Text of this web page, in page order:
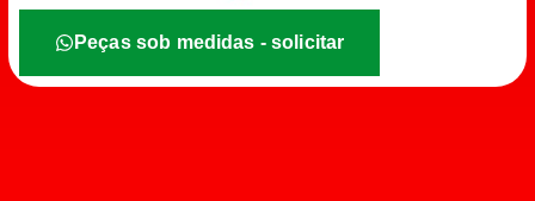
Peças sob medidas - solicitar